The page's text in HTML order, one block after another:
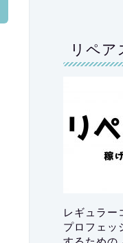
リペア
レギュラー
プロフェッ